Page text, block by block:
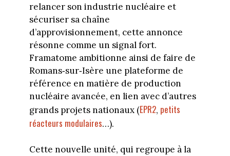
relancer son industrie nucléaire et
sécuriser sa chaîne
d’approvisionnement, cette annonce
résonne comme un signal fort.
Framatome ambitionne ainsi de faire de
Romans‑sur‑Isère une plateforme de
référence en matière de production
nucléaire avancée, en lien avec d’autres
grands projets nationaux (EPR2, petits
réacteurs modulaires…).
Cette nouvelle unité, qui regroupe à la